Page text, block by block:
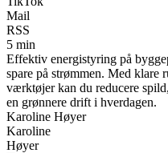
Mail
RSS
5 min
Effektiv energistyring på
spare på strømmen. Med klare
værktøjer kan du reducere
en grønnere drift i hverdagen.
Karoline Høyer
Karoline
Høyer